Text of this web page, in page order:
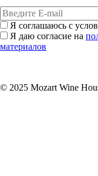
Я соглашаюсь с
Я даю согласие на
материалов
© 2025 Mozart Wine